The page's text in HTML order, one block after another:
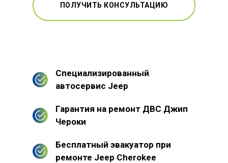
ПОЛУЧИТЬ КОНСУЛЬТАЦИЮ
Специализированный
автосервис Jeep
Гарантия на ремонт ДВС Джип
Чероки
Бесплатный эвакуатор при
ремонте Jeep Cherokee